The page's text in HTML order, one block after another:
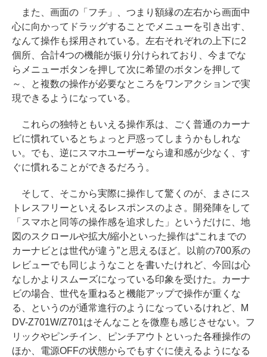
また、画面の「フチ」、つまり額縁の左右から画面中
心に向かってドラッグすることでメニューを引き出す、
なんて操作も採用されている。左右それぞれの上下に2
個所、合計4つの機能が振り分けられており、今までな
らメニューボタンを押して次に希望のボタンを押して
～、と複数の操作が必要なところをワンアクションで実
現できるようになっている。
これらの独特ともいえる操作系は、ごく普通のカーナ
ビに慣れているとちょっと戸惑ってしまうかもしれな
い。でも、逆にスマホユーザーなら違和感が少なく、す
ぐに慣れることができるだろう。
そして、そこから実際に操作して驚くのが、まさにス
トレスフリーといえるレスポンスのよさ。開発陣をして
「スマホと同等の操作感を追求した」というだけに、地
図のスクロールや拡大/縮小といった操作は“これまでの
カーナビとは世代が違う”と思えるほど。以前の700系の
レビューでも同じようなことを書いたけれど、今回は心
なしかよりスムーズになっている印象を受けた。カーナ
ビの場合、世代を重ねると機能アップで操作が重くな
る、というのが通常進行のようになっているけれど、M
DV-Z701W/Z701はそんなことを微塵も感じさせない。フ
リックやピンチイン、ピンチアウトといった各種操作の
ほか、電源OFFの状態からでもすぐに使えるようになる